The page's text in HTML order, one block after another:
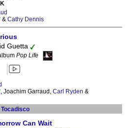
& Cathy Dennis
Guetta
Pop Life
, Joachim Garraud, Carl Ryden &
Can Wait